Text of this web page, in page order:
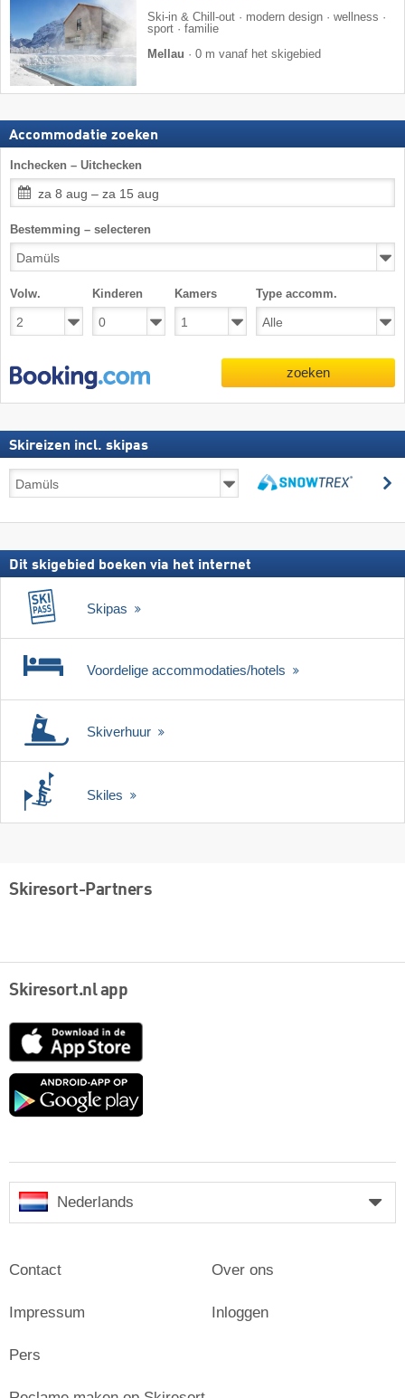
Ski-in & Chill-out · modern design · wellness ·
sport · familie
Mellau · 0 m vanaf het skigebied
Accommodatie zoeken
Inchecken – Uitchecken
za 8 aug – za 15 aug
Bestemming – selecteren
Volw. Kinderen Kamers Type accomm.
zoeken
Skireizen incl. skipas
Skireizen
incl.
Dit skigebied boeken via het internet
Skipas
Voordelige accommodaties/hotels
Skiverhuur
Skiles
Skiresort-Partners
Skiresort.nl app
App
Google
Nederlands
Contact
Impressum
Pers
Over ons
Inloggen